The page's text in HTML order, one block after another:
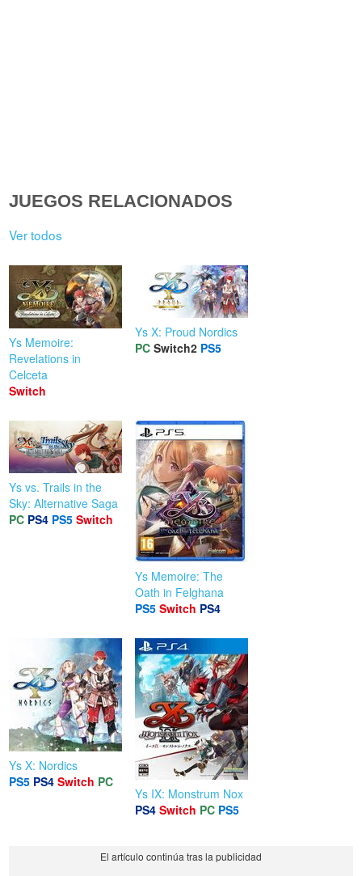
JUEGOS RELACIONADOS
Ver todos
Ys Memoire:
Revelations in
Celceta
Switch
Ys X: Proud Nordics
PC Switch2 PS5
Ys vs. Trails in the
Sky: Alternative Saga
PC PS4 PS5 Switch
Ys Memoire: The
Oath in Felghana
PS5 Switch PS4
Ys X: Nordics
PS5 PS4 Switch PC
Ys IX: Monstrum Nox
PS4 Switch PC PS5